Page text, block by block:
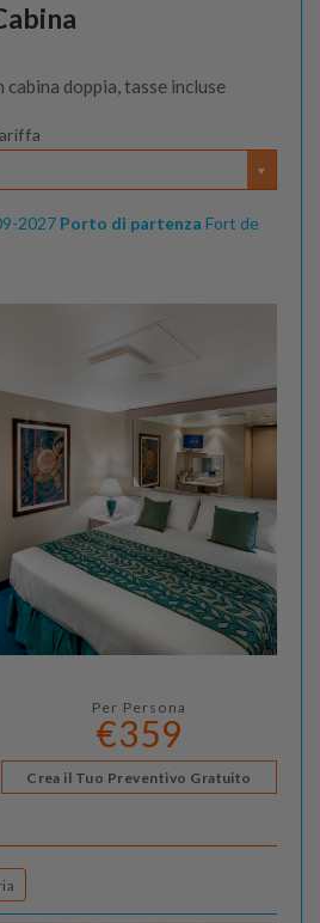
cabina doppia, tasse incluse
2027 Porto di partenza Fort de
Per Persona
€359
Crea il Tuo Preventivo Gratuito